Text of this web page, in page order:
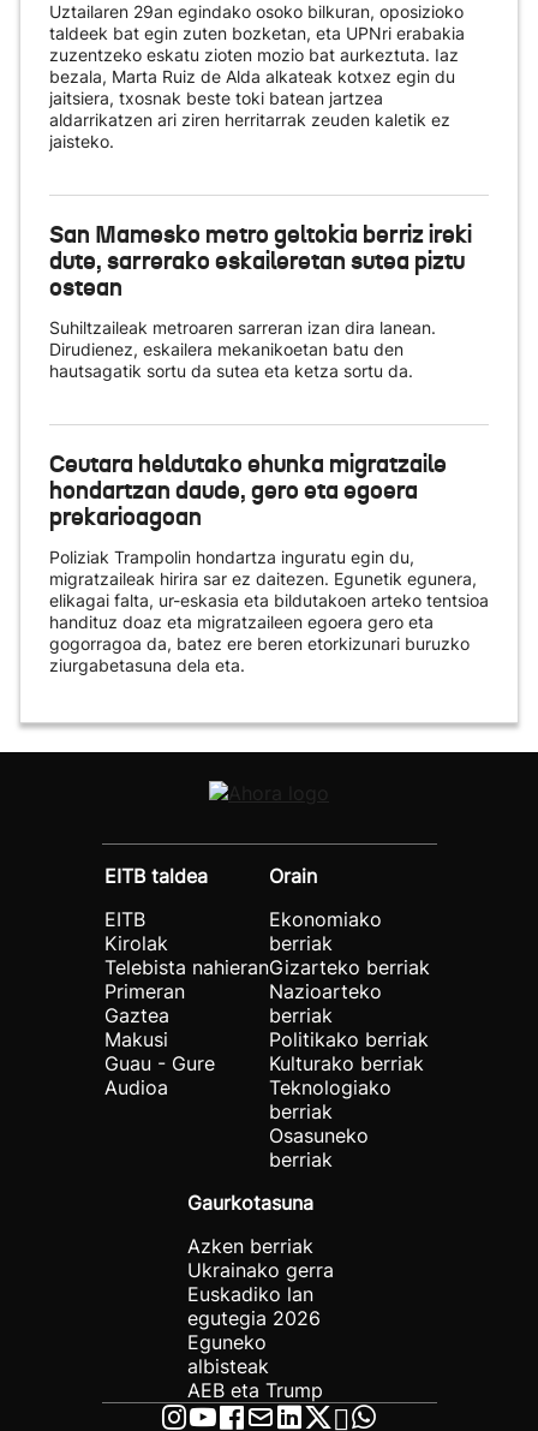
Uztailaren 29an egindako osoko bilkuran, oposizioko
taldeek bat egin zuten bozketan, eta UPNri erabakia
zuzentzeko eskatu zioten mozio bat aurkeztuta. Iaz
bezala, Marta Ruiz de Alda alkateak kotxez egin du
jaitsiera, txosnak beste toki batean jartzea
aldarrikatzen ari ziren herritarrak zeuden kaletik ez
jaisteko.
San Mamesko metro geltokia berriz ireki
dute, sarrerako eskaileretan sutea piztu
ostean
Suhiltzaileak metroaren sarreran izan dira lanean.
Dirudienez, eskailera mekanikoetan batu den
hautsagatik sortu da sutea eta ketza sortu da.
Ceutara heldutako ehunka migratzaile
hondartzan daude, gero eta egoera
prekarioagoan
Poliziak Trampolin hondartza inguratu egin du,
migratzaileak hirira sar ez daitezen. Egunetik egunera,
elikagai falta, ur-eskasia eta bildutakoen arteko tentsioa
handituz doaz eta migratzaileen egoera gero eta
gogorragoa da, batez ere beren etorkizunari buruzko
ziurgabetasuna dela eta.
EITB taldea
EITB
Kirolak
Telebista nahieran
Primeran
Gaztea
Makusi
Guau - Gure
Audioa
Orain
Ekonomiako
berriak
Gizarteko berriak
Nazioarteko
berriak
Politikako berriak
Kulturako berriak
Teknologiako
berriak
Osasuneko
berriak
Gaurkotasuna
Azken berriak
Ukrainako gerra
Euskadiko lan
egutegia 2026
Eguneko
albisteak
AEB eta Trump